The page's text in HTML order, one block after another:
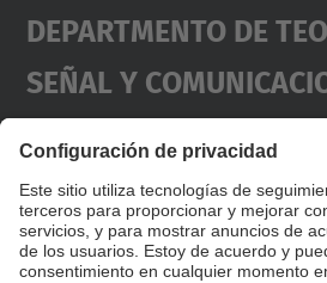
Departmento De
Señal Y
Contactousd.utgcnticupc.edu
Dirección
UPC Campus Nord,
Edificios D3-D4-D5,
(SPAIN)